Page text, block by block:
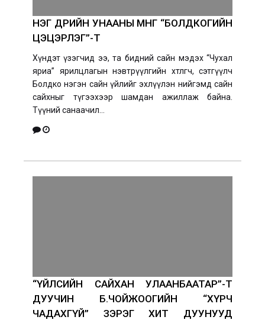
НЭГ ӨДРИЙН УНААНЫ МӨНГӨӨ “БОЛДКОГИЙН
ЦЭЦЭРЛЭГ”-Т
Хүндэт үзэгчид ээ, та бидний сайн мэдэх “Чухал
яриа” ярилцлагын нэвтрүүлгийн хөтлөгч, сэтгүүлч
Болдко нэгэн сайн үйлийг эхлүүлэн нийгэмд сайн
сайхныг түгээхээр шамдан ажиллаж байна.
Түүний санаачил...
“ҮЙЛСИЙН САЙХАН УЛААНБААТАР”-Т
ДУУЧИН Б.ЧОЙЖООГИЙН “ХҮРЧ
ЧАДАХГҮЙ” ЗЭРЭГ ХИТ ДУУНУУД